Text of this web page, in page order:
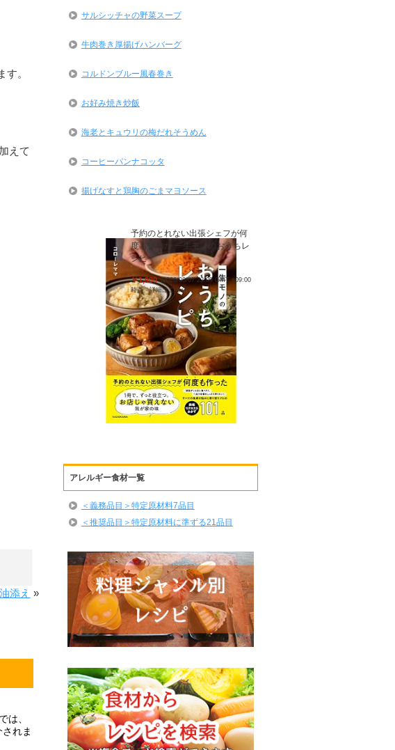
。
えて
添え »
は、
れま
サルシッチャの野菜スープ
牛肉巻き厚揚げハンバーグ
コルドンブルー風春巻き
お好み焼き炒飯
海老とキュウリの梅だれそうめん
コーヒーパンナコッタ
揚げなすと鶏胸のごまマヨソース
予約のとれない出張シェフが何
度も作った 一生モノのおうちレ
シピ
￥1,980 (2026/08/07 22:09 GMT +09:00
時点 -詳細はこちら)
アレルギー食材一覧
＜義務品目＞特定原材料7品目
＜推奨品目＞特定原材料に準ずる21品目